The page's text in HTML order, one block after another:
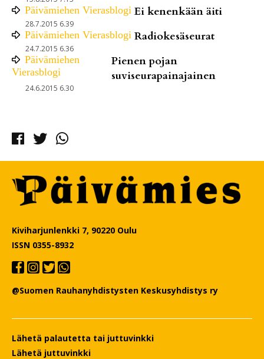
Päivämiehen Vierasblogi Ei kenenkään äiti
28.7.2015 6.39
Päivämiehen Vierasblogi Radiokesäseurat
24.7.2015 6.36
Päivämiehen
Vierasblogi
Pienen pojan
suviseurapainajainen
24.6.2015 6.30
Facebook
TwitterWhatsapp
Kiviharjunlenkki 7, 90220 Oulu
ISSN 0355-8932
@Suomen Rauhanyhdistysten Keskusyhdistys ry
Lähetä palautetta tai juttuvinkki
Lähetä juttuvinkki